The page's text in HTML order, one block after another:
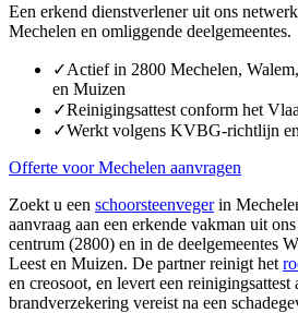
Een erkend dienstverlener uit ons
Mechelen en omliggende deelgemeentes.
✓Actief in 2800 Mechelen,
en Muizen
✓Reinigingsattest conform het
✓Werkt volgens KVBG-richtlijn
Offerte voor Mechelen aanvragen
Zoekt u een schoorsteenvegerin
aanvraag aan een erkende vakman uit
centrum (2800) en in de deelgemeentes
Leest en Muizen. De partner reinigt het
en creosoot, en levert een reinigingsattest
brandverzekering vereist na een